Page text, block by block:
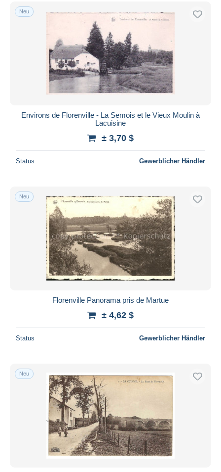
Übernehmen
Neu
Environs de Florenville - La Semois et le Vieux Moulin à
Lacuisine
± 3,70 $
Status Gewerblicher Händler
Neu
Florenville Panorama pris de Martue
± 4,62 $
Status Gewerblicher Händler
Neu